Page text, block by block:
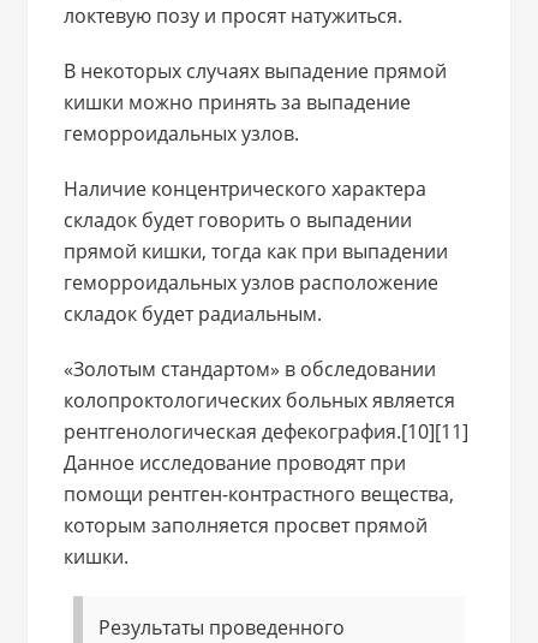
локтевую позу и просят натужиться.
В некоторых случаях выпадение прямой
кишки можно принять за выпадение
геморроидальных узлов.
Наличие концентрического характера
складок будет говорить о выпадении
прямой кишки, тогда как при выпадении
геморроидальных узлов расположение
складок будет радиальным.
«Золотым стандартом» в обследовании
колопроктологических больных является
рентгенологическая дефекография.[10][11]
Данное исследование проводят при
помощи рентген-контрастного вещества,
которым заполняется просвет прямой
кишки.
Результаты проведенного